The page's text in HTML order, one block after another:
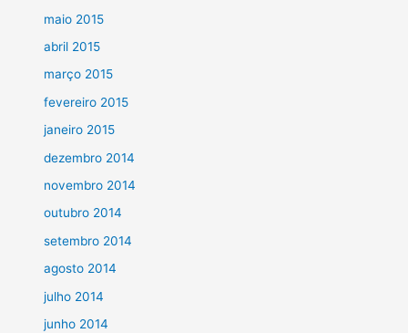
maio 2015
abril 2015
março 2015
fevereiro 2015
janeiro 2015
dezembro 2014
novembro 2014
outubro 2014
setembro 2014
agosto 2014
julho 2014
junho 2014